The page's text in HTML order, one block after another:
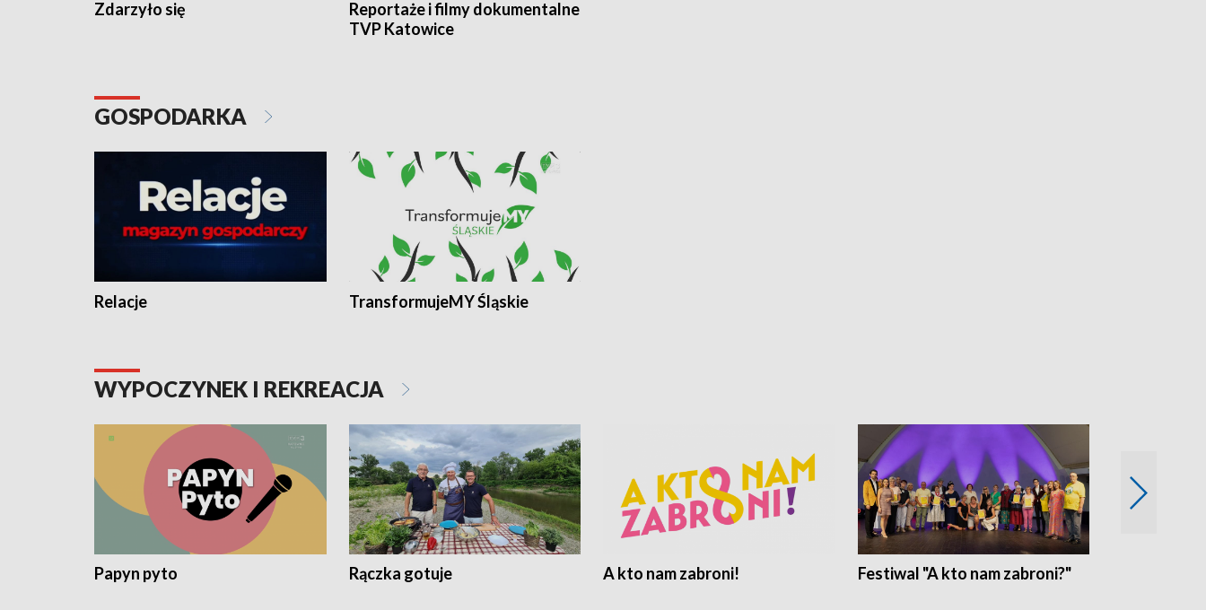
Zdarzyło się
Reportaże i filmy dokumentalne
TVP Katowice
GOSPODARKA
Relacje TransformujeMY Śląskie
WYPOCZYNEK I REKREACJA
Papyn pyto Rączka gotuje A kto nam zabroni! Festiwal "A kto nam zabroni?"